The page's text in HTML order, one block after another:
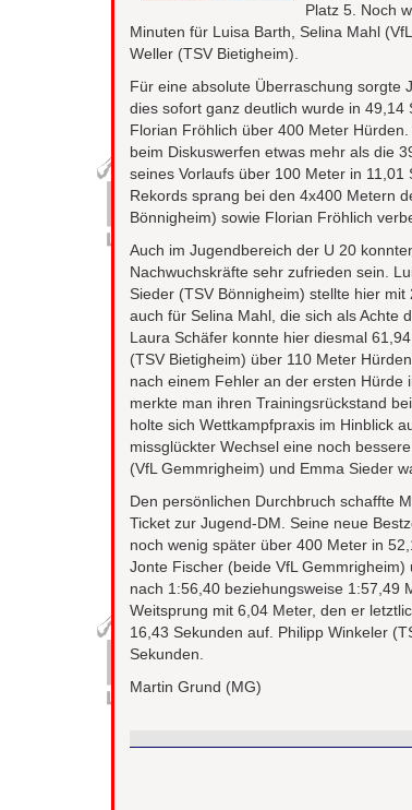
Platz 5. Noch
Minuten für Luisa Barth, Selina Mahl
Weller (TSV Bietigheim).
Für eine absolute Überraschung sorgte
dies sofort ganz deutlich wurde in
Florian Fröhlich über 400 Meter
beim Diskuswerfen etwas mehr als die
seines Vorlaufs über 100 Meter in
Rekords sprang bei den 4x400 Metern
Bönnigheim) sowie Florian Fröhlich
Auch im Jugendbereich der U 20
Nachwuchskräfte sehr zufrieden sein.
Sieder (TSV Bönnigheim) stellte hier
auch für Selina Mahl, die sich als Achte
Laura Schäfer konnte hier diesmal
(TSV Bietigheim) über 110 Meter
nach einem Fehler an der ersten Hürde
merkte man ihren Trainingsrückstand
holte sich Wettkampfpraxis im Hinblick
missglückter Wechsel eine noch
(VfL Gemmrigheim) und Emma Sieder
Den persönlichen Durchbruch schaffte
Ticket zur Jugend-DM. Seine neue
noch wenig später über 400 Meter in
Jonte Fischer (beide VfL
nach 1:56,40 beziehungsweise 1:57,49
Weitsprung mit 6,04 Meter, den er
16,43 Sekunden auf. Philipp Winkeler
Sekunden.
Martin Grund (MG)